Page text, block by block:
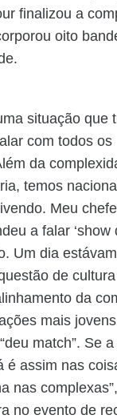
finalizou a
oito
situação que
com todos os
da
temos
Meu
a falar ‘show
Um dia
de
da
mais
match”. Se
é assim nas
nas
no evento de